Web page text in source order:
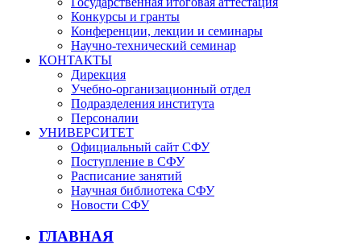
Конкурсы и гранты
Конференции, лекции и семинары
Научно-технический семинар
КОНТАКТЫ
Дирекция
Учебно-организационный отдел
Подразделения института
Персоналии
УНИВЕРСИТЕТ
Официальный сайт СФУ
Поступление в СФУ
Расписание занятий
Научная библиотека СФУ
Новости СФУ
ГЛАВНАЯ